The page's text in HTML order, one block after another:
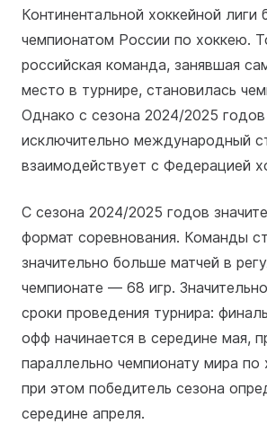
Континентальной хоккейной лиги
чемпионатом России по хоккею.
российская команда, занявшая
место в турнире, становилась
Однако с сезона 2024/2025
исключительно международный
взаимодействует с Федерацией
С сезона 2024/2025 годов
формат соревнования. Команды
значительно больше матчей в
чемпионате — 68 игр.
сроки проведения турнира:
офф начинается в середине мая,
параллельно чемпионату мира
при этом победитель сезона
середине апреля.